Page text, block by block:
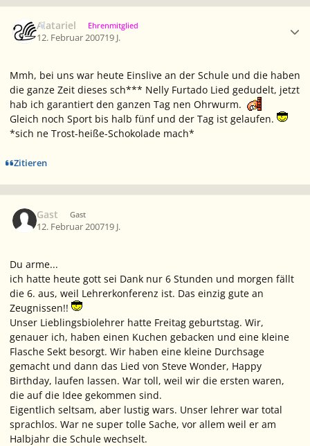
Alatariel Ehrenmitglied
12. Februar 200719 J.
Mmh, bei uns war heute Einslive an der Schule und die haben
die ganze Zeit dieses sch*** Nelly Furtado Lied gedudelt, jetzt
hab ich garantiert den ganzen Tag nen Ohrwurm.
Gleich noch Sport bis halb fünf und der Tag ist gelaufen.
*sich ne Trost-heiße-Schokolade mach*
Zitieren
Gast Gast
12. Februar 200719 J.
Du arme...
ich hatte heute gott sei Dank nur 6 Stunden und morgen fällt
die 6. aus, weil Lehrerkonferenz ist. Das einzig gute an
Zeugnissen!!
Unser Lieblingsbiolehrer hatte Freitag geburtstag. Wir,
genauer ich, haben einen Kuchen gebacken und eine kleine
Flasche Sekt besorgt. Wir haben eine kleine Durchsage
gemacht und dann das Lied von Steve Wonder, Happy
Birthday, laufen lassen. War toll, weil wir die ersten waren,
die auf die Idee gekommen sind.
Eigentlich seltsam, aber lustig wars. Unser lehrer war total
sprachlos. War ne super tolle Sache, vor allem weil er am
Halbjahr die Schule wechselt.